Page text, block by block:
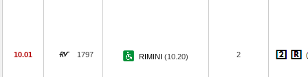
10.01 1797 RIMINI (10.20) 2